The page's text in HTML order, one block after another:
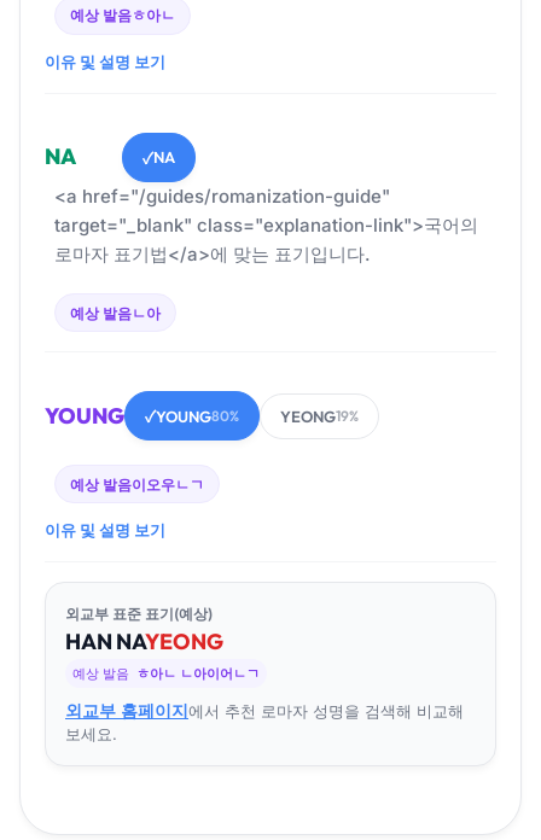
예상 발음ㅎ아ㄴ
이유 및 설명 보기
NA ✓NA
<a href="/guides/romanization-guide"
target="_blank" class="explanation-link">국어의
로마자 표기법</a>에 맞는 표기입니다.
예상 발음ㄴ아
YOUNG ✓YOUNG80% YEONG19%
예상 발음이오우ㄴㄱ
이유 및 설명 보기
외교부 표준 표기(예상)
HAN NAYEONG
예상 발음 ㅎ아ㄴ ㄴ아이어ㄴㄱ
외교부 홈페이지에서 추천 로마자 성명을 검색해 비교해
보세요.